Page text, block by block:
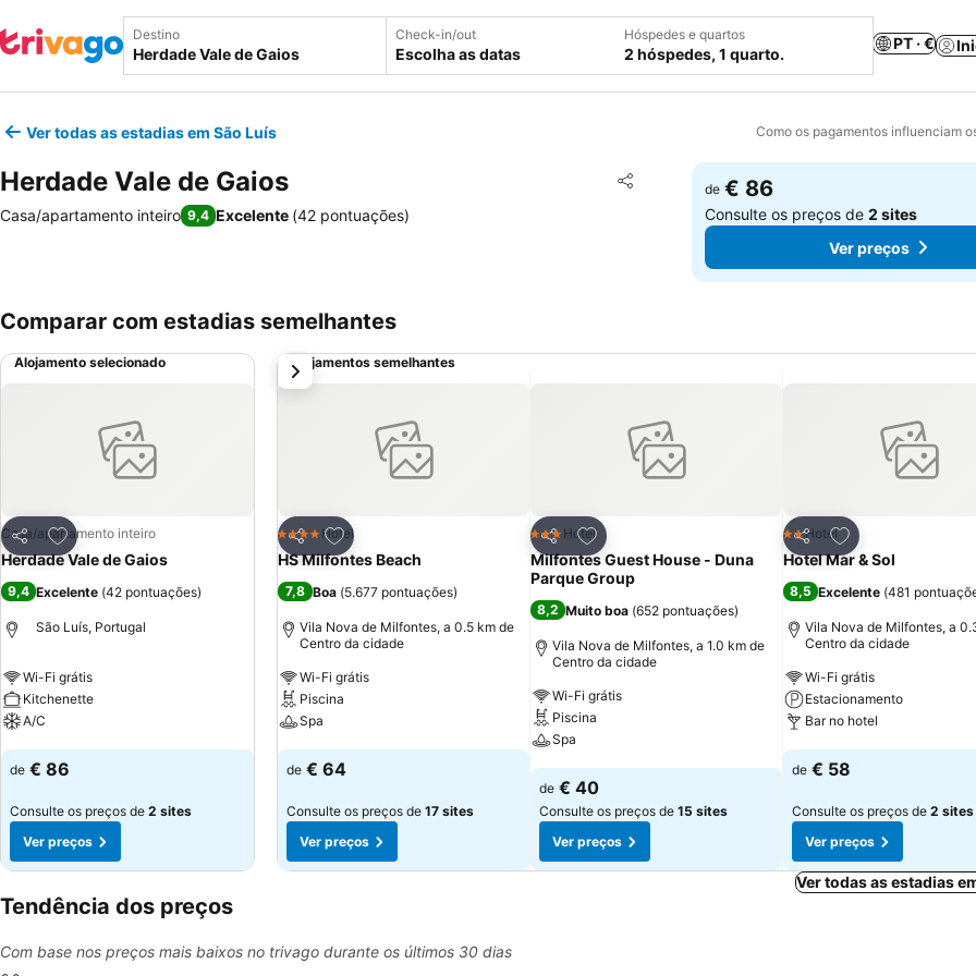
Destino Check-in/out
Escolha as datas
Hóspedes e quartos
2 hóspedes, 1 quarto.
PT · €
Ver todas as estadias em São Luís Como os pagamentos influenciam
Herdade Vale de Gaios Partilhar
Adicionar aos favoritos
Casa/apartamento inteiro 9,4 Excelente (42 pontuações)
de € 86
Consulte os preços de2 sites
Ver preços
Comparar com estadias semelhantes
Alojamento selecionado
Partilhar
Adicionar aos favoritos
Casa/apartamento inteiro
Herdade Vale de Gaios
9,4 Excelente (42 pontuações)
São Luís, Portugal
Wi-Fi grátis
Kitchenette
A/C
Ver preços
de € 86
Consulte os preços de 2 sites
Ver preços
Alojamentos semelhantes
Partilhar
Adicionar aos favoritos
4 EstrelasHotel
HS Milfontes Beach
7,8 Boa (5.677 pontuações)
Vila Nova de Milfontes, a 0.5 km de
Centro da cidade
Wi-Fi grátis
Piscina
Spa
Ver preços
de € 64
Consulte os preços de 17 sites
Ver preços
Partilhar
Adicionar aos favoritos
3 Estrelas
Hotel
Milfontes Guest House - Duna
Parque Group
8,2 Muito boa (652 pontuações)
Vila Nova de Milfontes, a 1.0 km de
Centro da cidade
Wi-Fi grátis
Piscina
Spa
Ver preços
de € 40
Consulte os preços de 15 sites
Ver preços
Partilhar
Adicionar aos
2 Estrelas
Hotel
Hotel Mar & Sol
8,5 Excelente (481
Vila Nova de Milfontes, a
Centro da cidade
Wi-Fi grátis
Estacionamento
Bar no hotel
Ver preços
de € 58
Consulte os preços de 2 sites
Ver preços
próximo
Ver todas as estadias
Tendência dos preços
Com base nos preços mais baixos no trivago durante os últimos 30 dias